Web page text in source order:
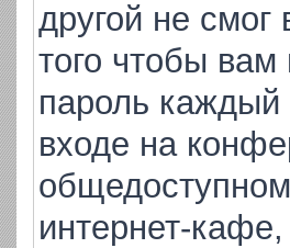
другой не
того чтобы вам
пароль каждый
входе на
интернет-